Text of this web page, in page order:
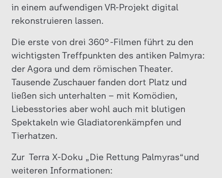
in einem aufwendigen VR-Projekt digital
rekonstruieren lassen.
Die erste von drei 360°-Filmen führt zu den
wichtigsten Treffpunkten des antiken Palmyra:
der Agora und dem römischen Theater.
Tausende Zuschauer fanden dort Platz und
ließen sich unterhalten – mit Komödien,
Liebesstories aber wohl auch mit blutigen
Spektakeln wie Gladiatorenkämpfen und
Tierhatzen.
Zur Terra X-Doku „Die Rettung Palmyras“und
weiteren Informationen: